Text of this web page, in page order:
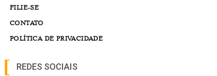
FILIE-SE
CONTATO
POLÍTICA DE PRIVACIDADE
REDES SOCIAIS